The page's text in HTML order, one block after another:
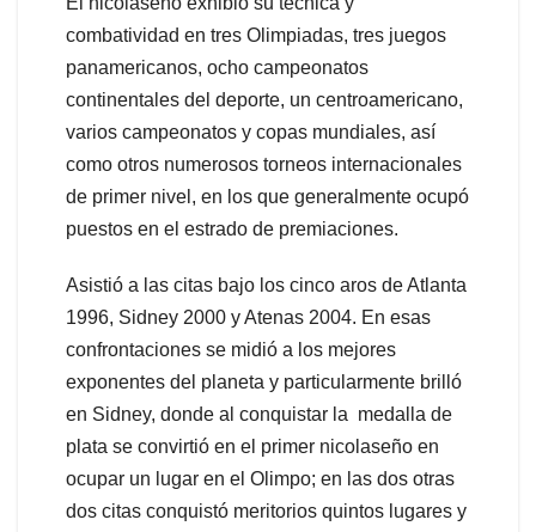
combatividad en tres Olimpiadas, tres juegos
panamericanos, ocho campeonatos
continentales del deporte, un centroamericano,
varios campeonatos y copas mundiales, así
como otros numerosos torneos internacionales
de primer nivel, en los que generalmente ocupó
puestos en el estrado de premiaciones.
Asistió a las citas bajo los cinco aros de Atlanta
1996, Sidney 2000 y Atenas 2004. En esas
confrontaciones se midió a los mejores
exponentes del planeta y particularmente brilló
en Sidney, donde al conquistar la medalla de
plata se convirtió en el primer nicolaseño en
ocupar un lugar en el Olimpo; en las dos otras
dos citas conquistó meritorios quintos lugares y